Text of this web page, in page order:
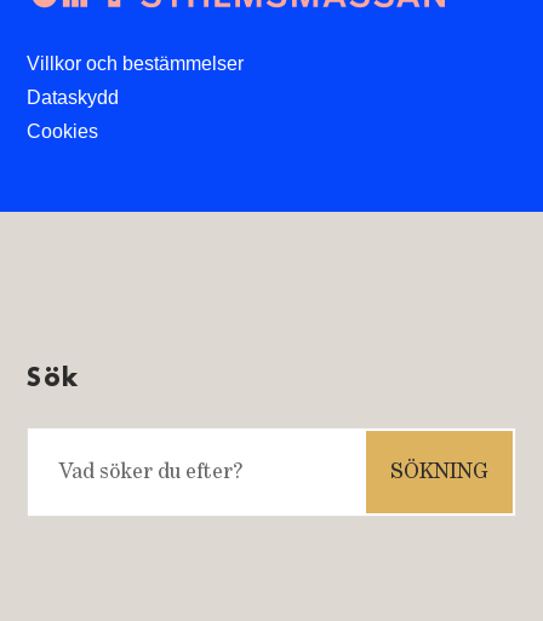
Villkor och bestämmelser
Dataskydd
Cookies
Sök
efter: